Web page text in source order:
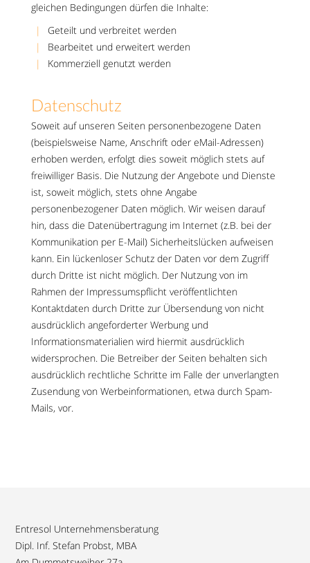
gleichen Bedingungen dürfen die Inhalte:
Geteilt und verbreitet werden
Bearbeitet und erweitert werden
Kommerziell genutzt werden
Datenschutz
Soweit auf unseren Seiten personenbezogene Daten
(beispielsweise Name, Anschrift oder eMail-Adressen)
erhoben werden, erfolgt dies soweit möglich stets auf
freiwilliger Basis. Die Nutzung der Angebote und Dienste
ist, soweit möglich, stets ohne Angabe
personenbezogener Daten möglich. Wir weisen darauf
hin, dass die Datenübertragung im Internet (z.B. bei der
Kommunikation per E-Mail) Sicherheitslücken aufweisen
kann. Ein lückenloser Schutz der Daten vor dem Zugriff
durch Dritte ist nicht möglich. Der Nutzung von im
Rahmen der Impressumspflicht veröffentlichten
Kontaktdaten durch Dritte zur Übersendung von nicht
ausdrücklich angeforderter Werbung und
Informationsmaterialien wird hiermit ausdrücklich
widersprochen. Die Betreiber der Seiten behalten sich
ausdrücklich rechtliche Schritte im Falle der unverlangten
Zusendung von Werbeinformationen, etwa durch Spam-
Mails, vor.
Entresol Unternehmensberatung
Dipl. Inf. Stefan Probst, MBA